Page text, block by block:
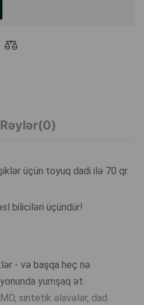
Rəylər(0)
üçün toyuq dadi ilə 70 qr.
biliciləri üçündür!
- və başqa heç nə.
yumşaq ət.
sintetik əlavələr, dad